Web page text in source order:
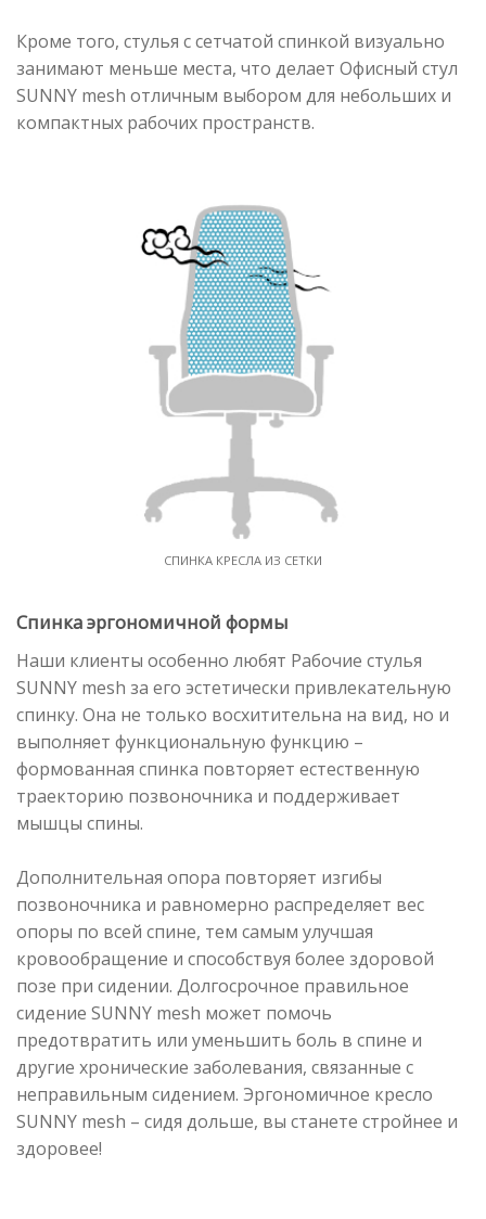
Кроме того, стулья с сетчатой спинкой визуально
занимают меньше места, что делает Офисный стул
SUNNY mesh отличным выбором для небольших и
компактных рабочих пространств.
СПИНКА КРЕСЛА ИЗ СЕТКИ
Спинка эргономичной формы
Наши клиенты особенно любят Рабочие стулья
SUNNY mesh за его эстетически привлекательную
спинку. Она не только восхитительна на вид, но и
выполняет функциональную функцию –
формованная спинка повторяет естественную
траекторию позвоночника и поддерживает
мышцы спины.
Дополнительная опора повторяет изгибы
позвоночника и равномерно распределяет вес
опоры по всей спине, тем самым улучшая
кровообращение и способствуя более здоровой
позе при сидении. Долгосрочное правильное
сидение SUNNY mesh может помочь
предотвратить или уменьшить боль в спине и
другие хронические заболевания, связанные с
неправильным сидением. Эргономичное кресло
SUNNY mesh – сидя дольше, вы станете стройнее и
здоровее!